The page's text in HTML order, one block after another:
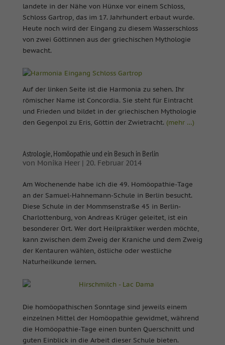
landete in der Nähe von Hünxe vor einem Schloss,
Schloss Gartrop, das im 17. Jahrhundert erbaut wurde.
Heute noch wird der Eingang zu diesem Wasserschloss
von zwei Göttinnen aus der griechischen Mythologie
bewacht.
Auf der linken Seite ist die Harmonia zu sehen. Ihr
römischer Name ist Concordia. Sie steht für Eintracht
und Frieden und bildet in der griechischen Mythologie
den Gegenpol zu Eris, Göttin der Zwietracht. (mehr …)
Astrologie, Homöopathie und ein Besuch in Berlin
von Monika Heer| 20. Februar 2014
Am Wochenende habe ich die 49. Homöopathie-Tage
an der Samuel-Hahnemann-Schule in Berlin besucht.
Diese Schule in der Mommsenstraße 45 in Berlin-
Charlottenburg, von Andreas Krüger geleitet, ist ein
besonderer Ort. Wer dort Heilpraktiker werden möchte,
kann zwischen dem Zweig der Kraniche und dem Zweig
der Kentauren wählen, östliche oder westliche
Naturheilkunde lernen.
Die homöopathischen Sonntage sind jeweils einem
einzelnen Mittel der Homöopathie gewidmet, während
die Homöopathie-Tage einen bunten Querschnitt und
guten Einblick in die Arbeit dieser Schule bieten.